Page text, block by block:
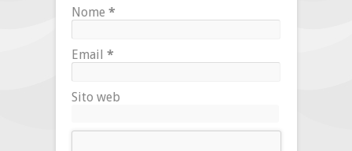
Nome *
Email *
Sito web